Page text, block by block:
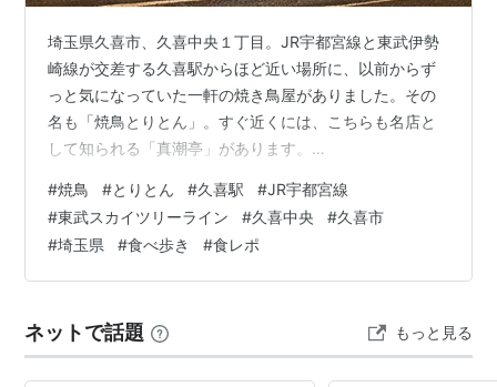
TS-
07
堀切駅 ほりきり -
TS-
08
牛田駅 うしだ -
TS-
09
北千住駅 きたせんじゅ
東京メトロ日比谷線(相互直通
運転)
緩行線)、JR常磐快速線
つくばエクスプレス
TS-
10
小菅駅 こすげ
11
TS-
梅島駅 うめじま -
埼玉県久喜市、久喜中央１丁目。JR宇都宮線と東武伊勢
崎線が交差する久喜駅からほど近い場所に、以前からず
っと気になっていた一軒の焼き鳥屋がありました。その
名も「焼鳥とりとん」。すぐ近くには、こちらも名店と
して知られる「真潮亭」があります。
日は久喜での宿泊を予定しており、一日の疲れを癒やす
ために指圧マッサージを受けてから、夕食がてら「焼鳥
とりとん」へ向かうことに。しかし、運悪く外は激しい
ゲリラ豪雨。傘を差しているのにもかかわらず、容赦な
た。 なんとかお店にたどり着くと、店頭…
#焼鳥 #とりとん #久喜駅 #JR宇都宮線
#東武スカイツリーライン #久喜中央 #久喜市
#埼玉県 #食べ歩き #食レポ
ネットで話題 もっと見る